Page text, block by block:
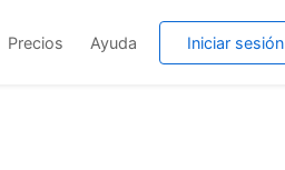
Precios Ayuda Iniciar sesión